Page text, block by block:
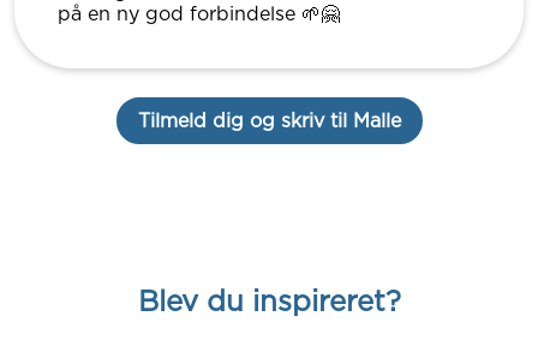
på en ny god forbindelse 🌱🤗
Tilmeld dig og skriv til Malle
Blev du inspireret?